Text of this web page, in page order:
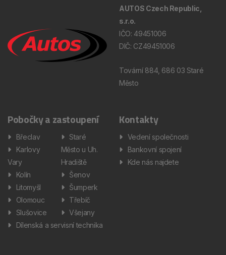
AUTOS Czech Republic,
s.r.o.
IČO: 49451006
DIČ: CZ49451006
Tovární 884, 686 03 Staré
Město
Pobočky a zastoupení
Břeclav
Karlovy
Vary
Kolín
Litomyšl
Olomouc
Slušovice
Staré
Město u Uh.
Hradiště
Šenov
Šumperk
Třebíč
Všejany
Dílenská a servisní technika
Kontakty
Vedení společnosti
Bankovní spojení
Kde nás najdete